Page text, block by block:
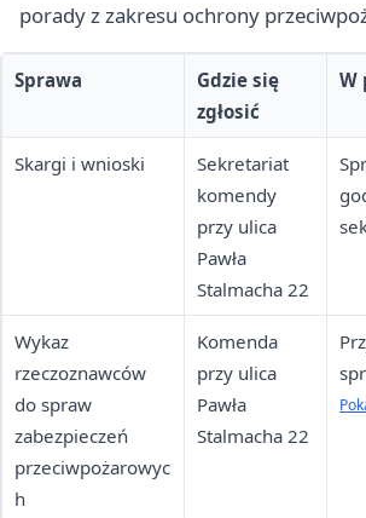
porady z zakresu ochrony
Sprawa
Gdzie się
zgłosić
W
Skargi i wnioski
Sekretariat
komendy
przy ulica
Pawła
Stalmacha 22
Wykaz
rzeczoznawców
do spraw
zabezpieczeń
przeciwpożarowyc
h
Komenda
przy ulica
Pawła
Stalmacha 22
z